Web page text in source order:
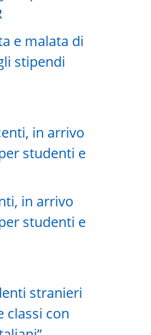
e malata di
stipendi
in arrivo
studenti e